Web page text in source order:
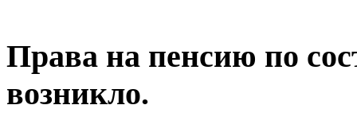
Права на пенсию по
возникло.